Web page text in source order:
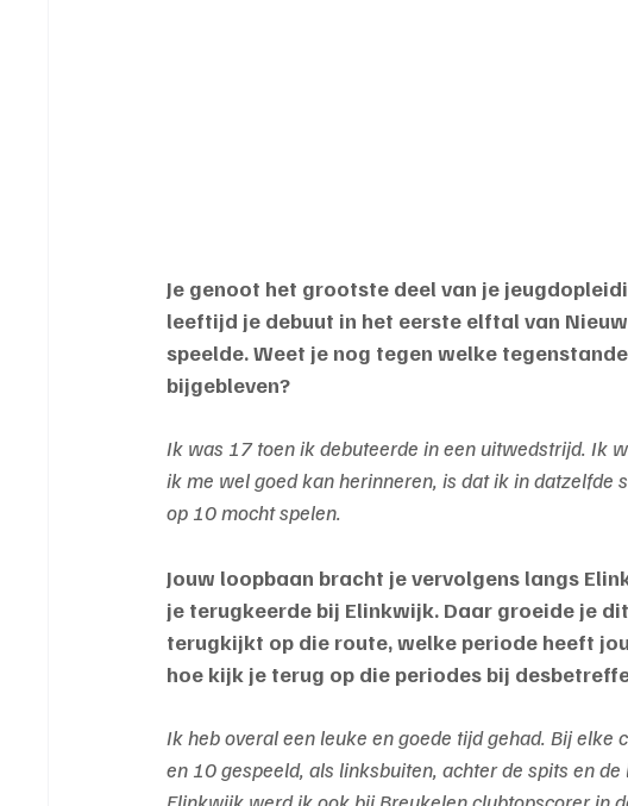
Je genoot het grootste deel van je
leeftijd je debuut in het eerste elftal van
speelde. Weet je nog tegen welke
bijgebleven?
Ik was 17 toen ik debuteerde in een uitwedstrijd. Ik
ik me wel goed kan herinneren, is dat ik in
op 10 mocht spelen.
Jouw loopbaan bracht je vervolgens langs
je terugkeerde bij Elinkwijk. Daar groeide je
terugkijkt op die route, welke periode heeft
hoe kijk je terug op die periodes bij
Ik heb overal een leuke en goede tijd gehad. Bij
en 10 gespeeld, als linksbuiten, achter de spits en